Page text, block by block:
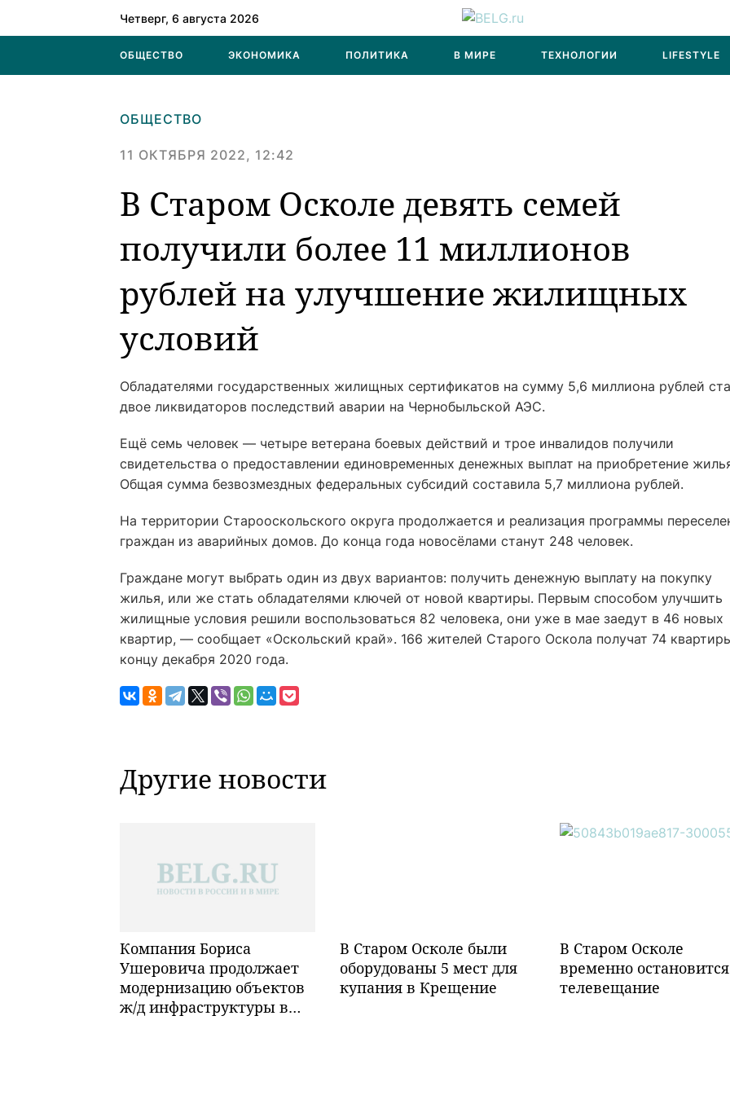
Четверг, 6 августа 2026
ОБЩЕСТВО ЭКОНОМИКА ПОЛИТИКА В МИРЕ ТЕХНОЛОГИИ LIFESTYLE
ОБЩЕСТВО
11 ОКТЯБРЯ 2022, 12:42
В Старом Осколе девять семей
получили более 11 миллионов
рублей на улучшение жилищных
условий
Обладателями государственных жилищных сертификатов на сумму 5,6 миллиона рублей
двое ликвидаторов последствий аварии на Чернобыльской АЭС.
Ещё семь человек — четыре ветерана боевых действий и трое инвалидов получили
свидетельства о предоставлении единовременных денежных выплат на приобретение
Общая сумма безвозмездных федеральных субсидий составила 5,7 миллиона рублей.
На территории Старооскольского округа продолжается и реализация программы
граждан из аварийных домов. До конца года новосёлами станут 248 человек.
Граждане могут выбрать один из двух вариантов: получить денежную выплату на покупку
жилья, или же стать обладателями ключей от новой квартиры. Первым способом улучшить
жилищные условия решили воспользоваться 82 человека, они уже в мае заедут в 46 новых
квартир, — сообщает «Оскольский край». 166 жителей Старого Оскола получат 74
концу декабря 2020 года.
Другие новости
Компания Бориса
Ушеровича продолжает
модернизацию объектов
ж/д инфраструктуры в
В Старом Осколе были
оборудованы 5 мест для
купания в Крещение
В Старом Осколе
временно остановится
телевещание